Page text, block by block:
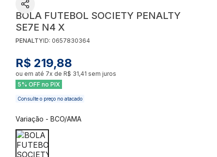
BOLA FUTEBOL SOCIETY PENALTY
SE7E N4 X
PENALTYID: 0657830364
R$ 219,88
ou em até 7x de R$ 31,41 sem juros
5% OFF no PIX
Consulte o preço no atacado
Variação - BCO/AMA